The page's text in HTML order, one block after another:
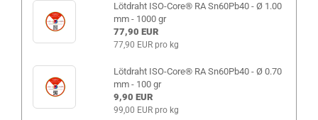
Lötdraht ISO-Core® RA Sn60Pb40 - Ø 1.00
mm - 1000 gr
77,90 EUR
77,90 EUR pro kg
Lötdraht ISO-Core® RA Sn60Pb40 - Ø 0.70
mm - 100 gr
9,90 EUR
99,00 EUR pro kg